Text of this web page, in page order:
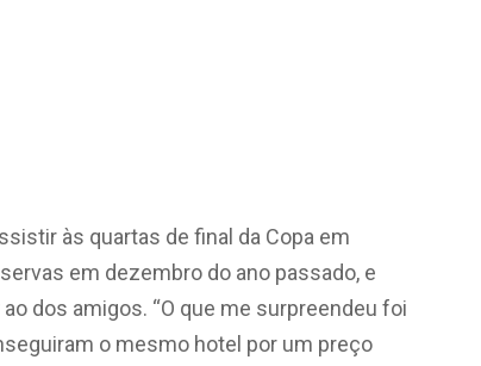
às quartas de final da Copa em
em dezembro do ano passado, e
dos amigos. “O que me surpreendeu foi
o mesmo hotel por um preço